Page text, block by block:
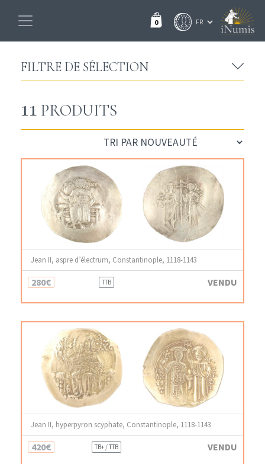
0
FILTRE DE SÉLECTION
11 PRODUITS
Jean II, aspre d’électrum, Constantinople, 1118-1143
280€ TTB VENDU
Jean II, hyperpyron scyphate, Constantinople, 1118-1143
420€ TB+ / TTB VENDU